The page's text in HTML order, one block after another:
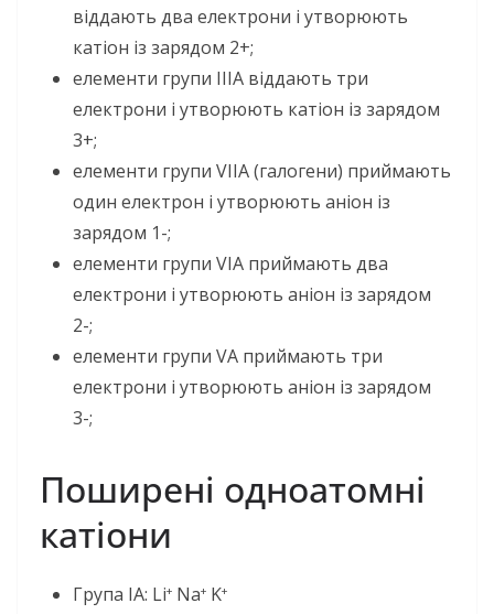
віддають два електрони і утворюють
катіон із зарядом 2+;
елементи групи IIIA віддають три
електрони і утворюють катіон із зарядом
3+;
елементи групи VIIA (галогени) приймають
один електрон і утворюють аніон із
зарядом 1-;
елементи групи VIA приймають два
електрони і утворюють аніон із зарядом
2-;
елементи групи VA приймають три
електрони і утворюють аніон із зарядом
3-;
Поширені одноатомні
катіони
Група IA: Li+ Na+ K+